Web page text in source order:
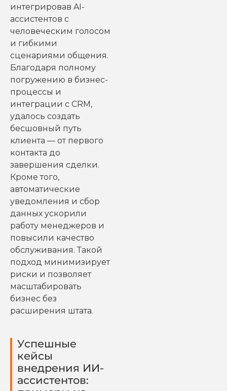
интегрировав AI-
ассистентов с
человеческим голосом
и гибкими
сценариями общения.
Благодаря полному
погружению в бизнес-
процессы и
интеграции с CRM,
удалось создать
бесшовный путь
клиента — от первого
контакта до
завершения сделки.
Кроме того,
автоматические
уведомления и сбор
данных ускорили
работу менеджеров и
повысили качество
обслуживания. Такой
подход минимизирует
риски и позволяет
масштабировать
бизнес без
расширения штата.
Успешные
кейсы
внедрения ИИ-
ассистентов: